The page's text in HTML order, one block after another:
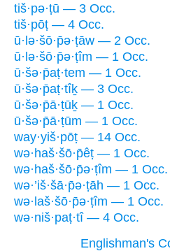
tiš·pə·ṭū — 3 Occ.
tiš·pōṭ — 4 Occ.
ū·lə·šō·p̄ə·ṭāw — 2 Occ.
ū·lə·šō·p̄ə·ṭîm — 1 Occ.
ū·šə·p̄aṭ·tem — 1 Occ.
ū·šə·p̄aṭ·tîḵ — 3 Occ.
ū·šə·p̄ā·ṭūḵ — 1 Occ.
ū·šə·p̄ā·ṭūm — 1 Occ.
way·yiš·pōṭ — 14 Occ.
wə·haš·šō·p̄êṭ — 1 Occ.
wə·haš·šō·p̄ə·ṭîm — 1 Occ.
wə·’iš·šā·p̄ə·ṭāh — 1 Occ.
wə·laš·šō·p̄ə·ṭîm — 1 Occ.
wə·niš·paṭ·tî — 4 Occ.
Englishman's